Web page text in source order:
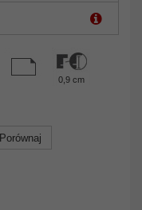
0,9 cm
Porównaj